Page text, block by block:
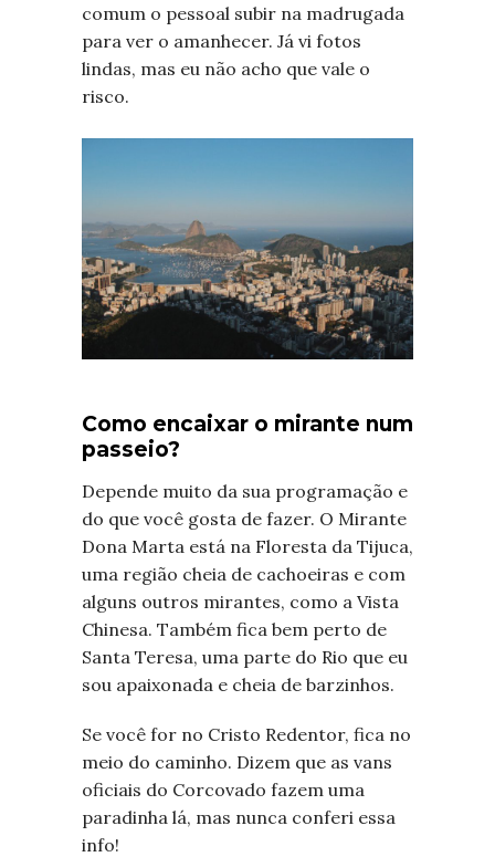
comum o pessoal subir na madrugada
para ver o amanhecer. Já vi fotos
lindas, mas eu não acho que vale o
risco.
Como encaixar o mirante num
passeio?
Depende muito da sua programação e
do que você gosta de fazer. O Mirante
Dona Marta está na Floresta da Tijuca,
uma região cheia de cachoeiras e com
alguns outros mirantes, como a Vista
Chinesa. Também fica bem perto de
Santa Teresa, uma parte do Rio que eu
sou apaixonada e cheia de barzinhos.
Se você for no Cristo Redentor, fica no
meio do caminho. Dizem que as vans
oficiais do Corcovado fazem uma
paradinha lá, mas nunca conferi essa
info!